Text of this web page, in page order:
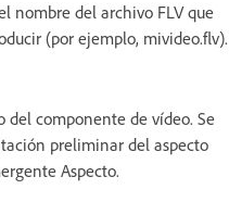
nombre del archivo FLV que
(por ejemplo, mivideo.flv).
del componente de vídeo. Se
preliminar del aspecto
Aspecto.